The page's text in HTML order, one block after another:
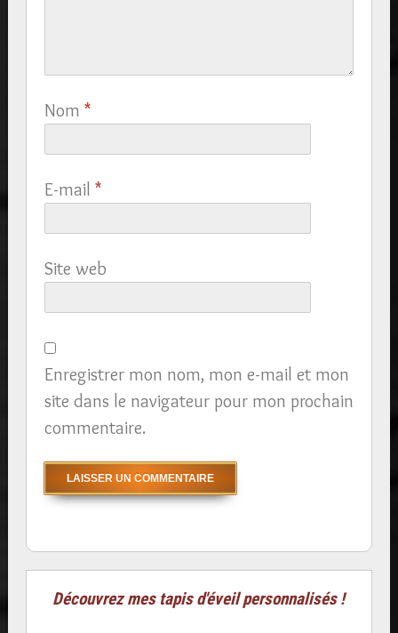
Nom *
E-mail *
Site web
Enregistrer mon nom, mon e-mail et mon
site dans le navigateur pour mon prochain
commentaire.
Découvrez mes tapis d'éveil personnalisés !